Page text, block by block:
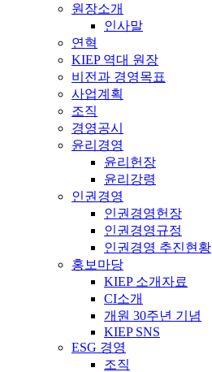
원장소개
인사말
연혁
KIEP 역대 원장
비전과 경영목표
사업계획
조직
경영공시
윤리경영
윤리헌장
윤리강령
인권경영
인권경영헌장
인권경영규정
인권경영 추진현황
홍보마당
KIEP 소개자료
CI소개
개원 30주년 기념
KIEP SNS
ESG 경영
조직